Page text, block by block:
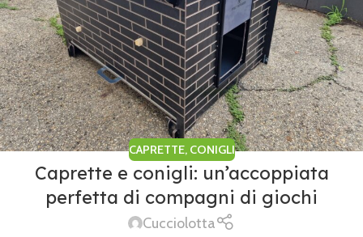
CAPRETTE, CONIGLI
Caprette e conigli: un’accoppiata
perfetta di compagni di giochi
Cucciolotta